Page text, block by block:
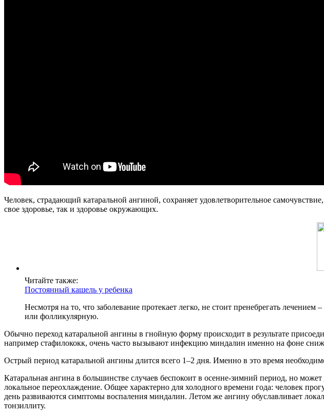
Человек, страдающий катаральной ангиной, сохраняет удовлетворительное
свое здоровье, так и здоровье окружающих.
Читайте также:
Постоянный кашель у ребенка
Несмотря на то, что заболевание протекает легко, не стоит пренебрегать
или фолликулярную.
Обычно переход катаральной ангины в гнойную форму происходит в результате
например стафилококк, очень часто вызывают инфекцию миндалин именно на фоне
Острый период катаральной ангины длится всего 1–2 дня. Именно в это время
Катаральная ангина в большинстве случаев беспокоит в осенне-зимний период, но
локальное переохлаждение. Общее характерно для холодного времени года: человек
день развиваются симптомы воспаления миндалин. Летом же ангину обуславливает
тонзиллиту.